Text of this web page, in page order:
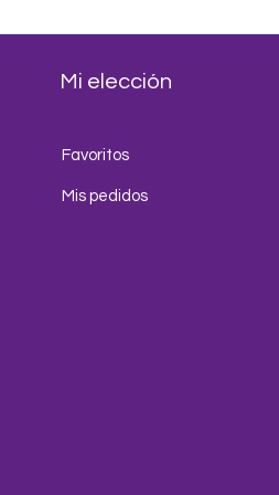
Mi elección
Favoritos
Mis pedidos